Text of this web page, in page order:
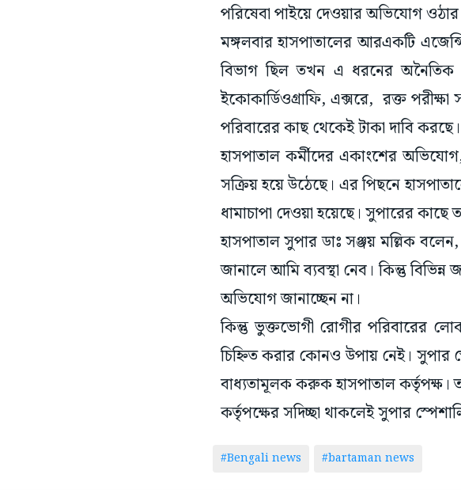
পরিষেবা পাইয়ে দেওয়ার অভিযোগ
মঙ্গলবার হাসপাতালের আরএকটি
বিভাগ ছিল তখন এ ধরনের
ইকোকার্ডিওগ্রাফি, এক্সরে, রক্ত
পরিবারের কাছ থেকেই টাকা দাবি
হাসপাতাল কর্মীদের একাংশের
সক্রিয় হয়ে উঠেছে। এর পিছনে
ধামাচাপা দেওয়া হয়েছে। সুপারের কাছে
হাসপাতাল সুপার ডাঃ সঞ্জয় মল্লিক
জানালে আমি ব্যবস্থা নেব। কিন্তু
অভিযোগ জানাচ্ছেন না।
কিন্তু ভুক্তভোগী রোগীর পরিবারের
চিহ্নিত করার কোনও উপায় নেই। সুপার
বাধ্যতামূলক করুক হাসপাতাল কর্তৃপক্ষ।
কর্তৃপক্ষের সদিচ্ছা থাকলেই সুপার
#Bengali news #bartaman news